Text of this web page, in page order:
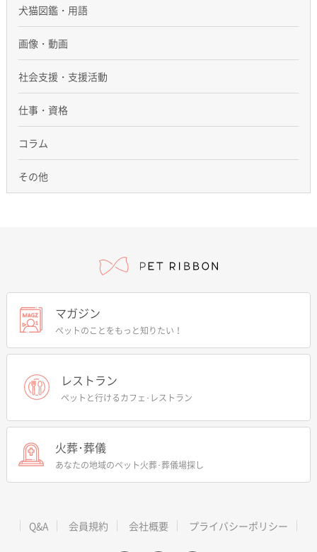
犬猫図鑑・用語
画像・動画
社会支援・支援活動
仕事・資格
コラム
その他
マガジン
ペットのことをもっと知りたい！
レストラン
ペットと行けるカフェ･レストラン
火葬･葬儀
あなたの地域のペット火葬･葬儀場探し
Q&A 会員規約 会社概要 プライバシーポリシー